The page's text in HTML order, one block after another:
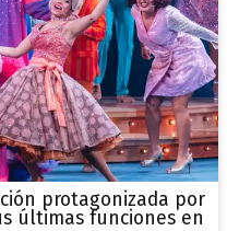
protagonizada por
últimas funciones en